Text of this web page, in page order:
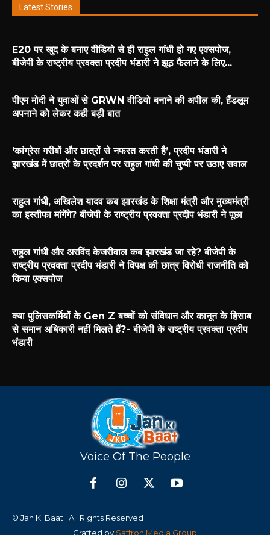
Latest Stories
E20 पर खुद के बनाए वीडियो से ही राहुल गांधी हो गए एक्सपोज,
बीजेपी के राष्ट्रीय प्रवक्ता प्रदीप भंडारी ने झूठ फैलाने के लिए...
पीएम मोदी ने युवाओं से GRWN वीडियो बनाने की अपील की, हैंडलूम
अपनाने को लेकर कही बड़ी बात
‘कांग्रेस गरीबों और छात्रों से नफरत करती है’, प्रदीप भंडारी ने
झारखंड में छात्रों के प्रदर्शन पर राहुल गांधी की चुप्पी पर उठाए सवाल
राहुल गांधी, अखिलेश यादव कब झारखंड के शिक्षा मंत्री और मुख्यमंत्री
का इस्तीफा मांगेंगे? बीजेपी के राष्ट्रीय प्रवक्ता प्रदीप भंडारी ने पूछा
राहुल गांधी और अरविंद केजरीवाल कब झारखंड जा रहे? बीजेपी के
राष्ट्रीय प्रवक्ता प्रदीप भंडारी ने विपक्ष की छात्र विरोधी राजनीति को
किया एक्सपोज
क्या पुलिसकर्मियों के Gen Z बच्चों को संविधान और कानून के हिसाब
से समान अधिकारी नहीं मिलते हैं?- बीजेपी के राष्ट्रीय प्रवक्ता प्रदीप
भंडारी
Voice Of The People
© Jan Ki Baat | All Rights Reserved
Crafted by Saffron Media Group